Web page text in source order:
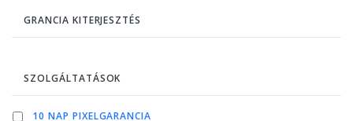
GRANCIA KITERJESZTÉS
SZOLGÁLTATÁSOK
10 NAP PIXELGARANCIA